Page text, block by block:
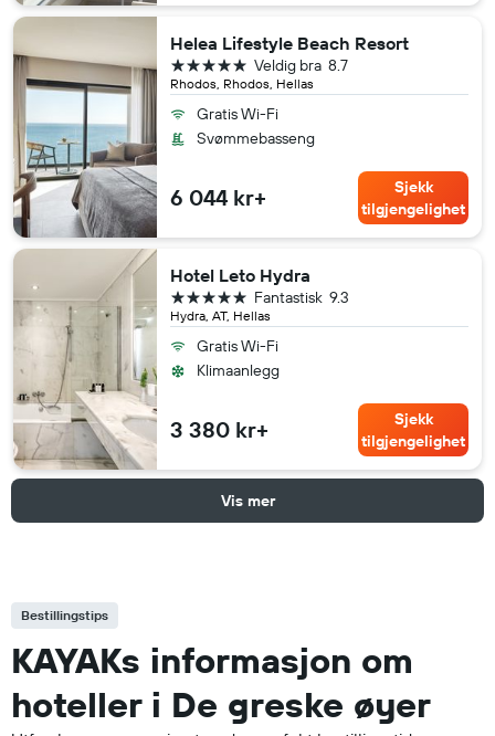
Helea Lifestyle Beach Resort
Rhodos, Rhodos, Hellas
8.7
Veldig bra
5 stjerner
Gratis Wi-Fi
Svømmebasseng
6 044 kr+
Sjekk
tilgjengelighet
Hotel Leto Hydra
Hydra, AT, Hellas
9.3
Fantastisk
5 stjerner
Gratis Wi-Fi
Klimaanlegg
3 380 kr+
Sjekk
tilgjengelighet
Vis mer
Bestillingstips
KAYAKs informasjon om
hoteller i De greske øyer